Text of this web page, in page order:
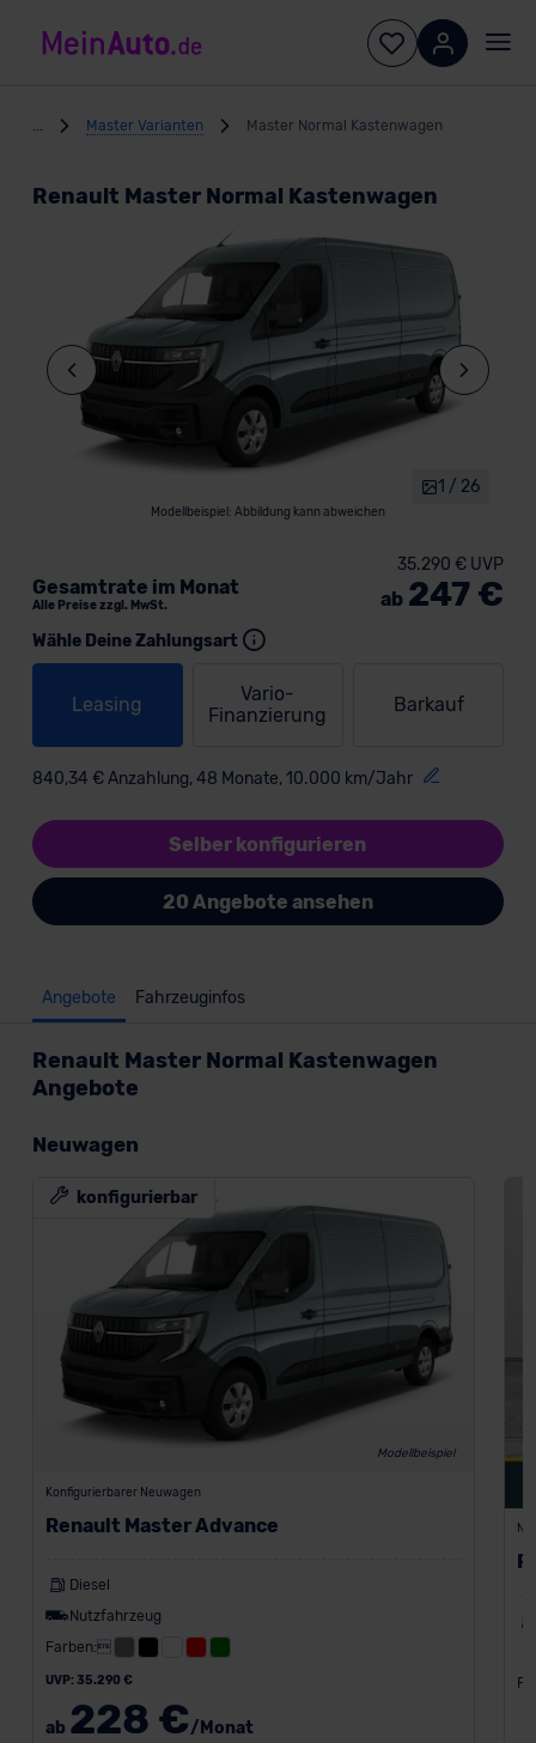
Master Varianten Master Normal Kastenwagen
Renault Master Normal Kastenwagen
Modellbeispiel: Abbildung kann abweichen
1 / 26
Wähle Deine Zahlungsart
Leasing
Vario-
Finanzierung
Barkauf
840,34 € Anzahlung, 48 Monate, 10.000 km/Jahr
Gesamtrate im Monat
Alle Preise zzgl. MwSt.
35.290 € UVP
ab 247 €
Selber konfigurieren
20 Angebote ansehen
Angebote Fahrzeuginfos
Renault Master Normal Kastenwagen
Angebote
Neuwagen
Modellbeispiel
konfigurierbar
Konfigurierbarer Neuwagen
Renault Master Advance
Diesel
Nutzfahrzeug
Farben:
UVP: 35.290 €
ab 228 €/Monat